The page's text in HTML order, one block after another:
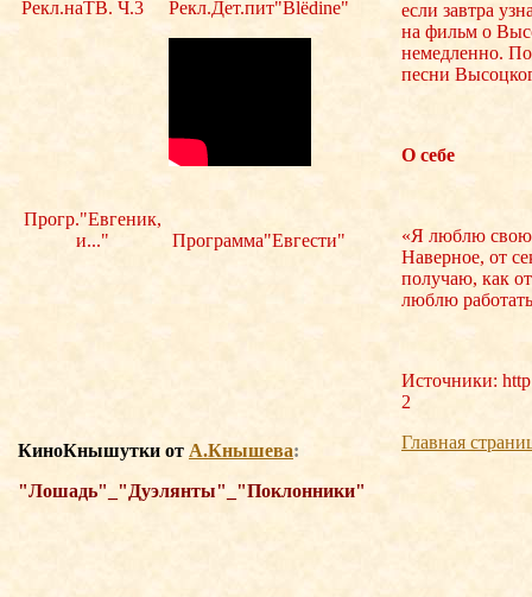
Рекл.наТВ. Ч.3 Рекл.Дет.пит"Blёdine"
Прогр."Евгеник,
и..."
Программа"Евгести"
КиноКнышутки от А.Кнышева:
"Лошадь"_"Дуэлянты"_"Поклонники"
если завтра
на фильм о
немедленно.
песни
О себе
«Я люблю свою
Наверное, от
получаю, как
люблю
Источники:
2
Главная